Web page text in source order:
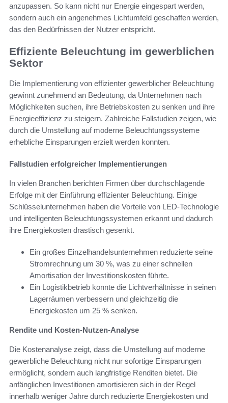
anzupassen. So kann nicht nur Energie eingespart werden,
sondern auch ein angenehmes Lichtumfeld geschaffen werden,
das den Bedürfnissen der Nutzer entspricht.
Effiziente Beleuchtung im gewerblichen
Sektor
Die Implementierung von effizienter gewerblicher Beleuchtung
gewinnt zunehmend an Bedeutung, da Unternehmen nach
Möglichkeiten suchen, ihre Betriebskosten zu senken und ihre
Energieeffizienz zu steigern. Zahlreiche Fallstudien zeigen, wie
durch die Umstellung auf moderne Beleuchtungssysteme
erhebliche Einsparungen erzielt werden konnten.
Fallstudien erfolgreicher Implementierungen
In vielen Branchen berichten Firmen über durchschlagende
Erfolge mit der Einführung effizienter Beleuchtung. Einige
Schlüsselunternehmen haben die Vorteile von LED-Technologie
und intelligenten Beleuchtungssystemen erkannt und dadurch
ihre Energiekosten drastisch gesenkt.
Ein großes Einzelhandelsunternehmen reduzierte seine
Stromrechnung um 30 %, was zu einer schnellen
Amortisation der Investitionskosten führte.
Ein Logistikbetrieb konnte die Lichtverhältnisse in seinen
Lagerräumen verbessern und gleichzeitig die
Energiekosten um 25 % senken.
Rendite und Kosten-Nutzen-Analyse
Die Kostenanalyse zeigt, dass die Umstellung auf moderne
gewerbliche Beleuchtung nicht nur sofortige Einsparungen
ermöglicht, sondern auch langfristige Renditen bietet. Die
anfänglichen Investitionen amortisieren sich in der Regel
innerhalb weniger Jahre durch reduzierte Energiekosten und